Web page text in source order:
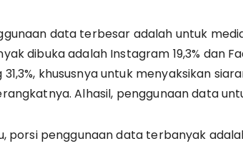
data terbesar adalah untuk
dibuka adalah Instagram 19,3% dan
khususnya untuk menyaksikan
Alhasil, penggunaan data
porsi penggunaan data terbanyak